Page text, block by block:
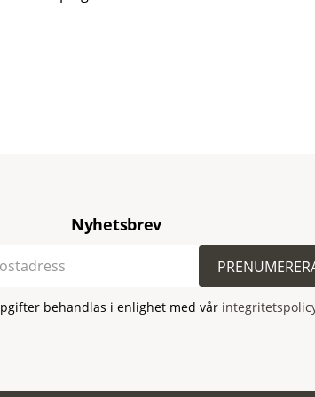
Nyhetsbrev
behandlas i enlighet med vår